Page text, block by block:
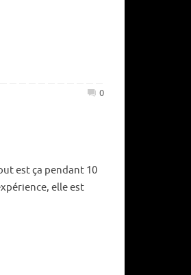
0
est ça pendant 10
elle est